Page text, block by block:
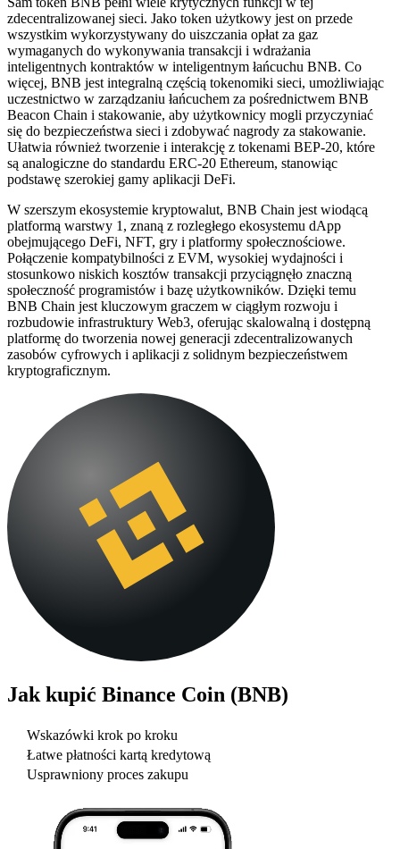
zdecentralizowanej sieci. Jako token użytkowy jest on przede
wszystkim wykorzystywany do uiszczania opłat za gaz
wymaganych do wykonywania transakcji i wdrażania
inteligentnych kontraktów w inteligentnym łańcuchu BNB. Co
więcej, BNB jest integralną częścią tokenomiki sieci, umożliwiając
uczestnictwo w zarządzaniu łańcuchem za pośrednictwem BNB
Beacon Chain i stakowanie, aby użytkownicy mogli przyczyniać
się do bezpieczeństwa sieci i zdobywać nagrody za stakowanie.
Ułatwia również tworzenie i interakcję z tokenami BEP-20, które
są analogiczne do standardu ERC-20 Ethereum, stanowiąc
podstawę szerokiej gamy aplikacji DeFi.
W szerszym ekosystemie kryptowalut, BNB Chain jest wiodącą
platformą warstwy 1, znaną z rozległego ekosystemu dApp
obejmującego DeFi, NFT, gry i platformy społecznościowe.
Połączenie kompatybilności z EVM, wysokiej wydajności i
stosunkowo niskich kosztów transakcji przyciągnęło znaczną
społeczność programistów i bazę użytkowników. Dzięki temu
BNB Chain jest kluczowym graczem w ciągłym rozwoju i
rozbudowie infrastruktury Web3, oferując skalowalną i dostępną
platformę do tworzenia nowej generacji zdecentralizowanych
zasobów cyfrowych i aplikacji z solidnym bezpieczeństwem
kryptograficznym.
Jak kupić Binance Coin (BNB)
Wskazówki krok po kroku
Łatwe płatności kartą kredytową
Usprawniony proces zakupu